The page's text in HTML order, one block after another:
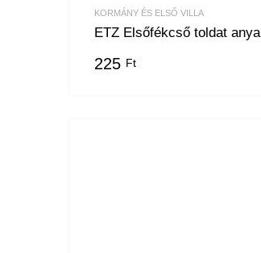
KORMÁNY ÉS ELSŐ VILLA
ETZ Elsőfékcső toldat anya
225 Ft